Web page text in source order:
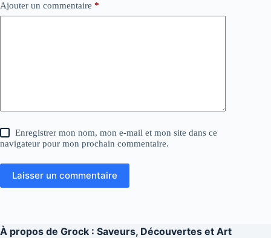
Ajouter un commentaire *
Enregistrer mon nom, mon e-mail et mon site dans ce
navigateur pour mon prochain commentaire.
Laisser un commentaire
À propos de Grock : Saveurs, Découvertes et Art